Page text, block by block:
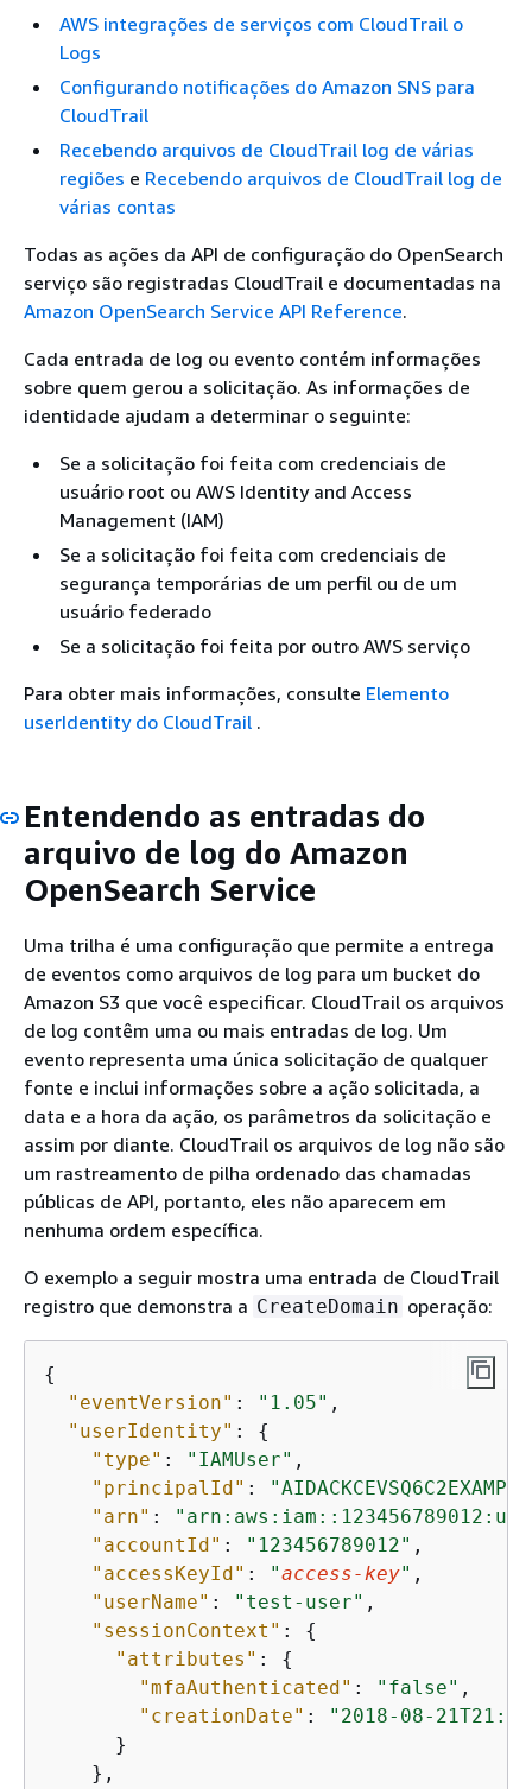
AWS integrações de serviços com CloudTrail o
Logs
Configurando notificações do Amazon SNS para
CloudTrail
Recebendo arquivos de CloudTrail log de várias
regiões e Recebendo arquivos de CloudTrail log de
várias contas
Todas as ações da API de configuração do OpenSearch
serviço são registradas CloudTrail e documentadas na
Amazon OpenSearch Service API Reference.
Cada entrada de log ou evento contém informações
sobre quem gerou a solicitação. As informações de
identidade ajudam a determinar o seguinte:
Se a solicitação foi feita com credenciais de
usuário root ou AWS Identity and Access
Management (IAM)
Se a solicitação foi feita com credenciais de
segurança temporárias de um perfil ou de um
usuário federado
Se a solicitação foi feita por outro AWS serviço
Para obter mais informações, consulte Elemento
userIdentity do CloudTrail .
Entendendo as entradas do
arquivo de log do Amazon
OpenSearch Service
Uma trilha é uma configuração que permite a entrega
de eventos como arquivos de log para um bucket do
Amazon S3 que você especificar. CloudTrail os arquivos
de log contêm uma ou mais entradas de log. Um
evento representa uma única solicitação de qualquer
fonte e inclui informações sobre a ação solicitada, a
data e a hora da ação, os parâmetros da solicitação e
assim por diante. CloudTrail os arquivos de log não são
um rastreamento de pilha ordenado das chamadas
públicas de API, portanto, eles não aparecem em
nenhuma ordem específica.
O exemplo a seguir mostra uma entrada de CloudTrail
registro que demonstra a CreateDomain operação:
{
"eventVersion" : "1.05" ,
"userIdentity" : {
"type" : "IAMUser" ,
"principalId" :
"arn" :
"accountId" : "123456789012" ,
"accessKeyId" : "access-key" ,
"userName" : "test-user" ,
"sessionContext" : {
"attributes" : {
"mfaAuthenticated" : "false" ,
"creationDate" :
"2018-08-
      }
    },